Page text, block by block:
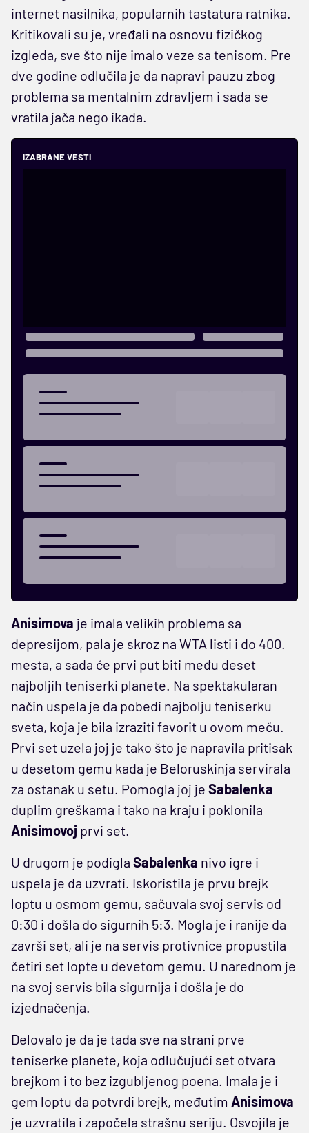
internet nasilnika, popularnih tastatura ratnika.
Kritikovali su je, vređali na osnovu fizičkog
izgleda, sve što nije imalo veze sa tenisom. Pre
dve godine odlučila je da napravi pauzu zbog
problema sa mentalnim zdravljem i sada se
vratila jača nego ikada.
IZABRANE VESTI
Anisimova je imala velikih problema sa
depresijom, pala je skroz na WTA listi i do 400.
mesta, a sada će prvi put biti među deset
najboljih teniserki planete. Na spektakularan
način uspela je da pobedi najbolju teniserku
sveta, koja je bila izraziti favorit u ovom meču.
Prvi set uzela joj je tako što je napravila pritisak
u desetom gemu kada je Beloruskinja servirala
za ostanak u setu. Pomogla joj je Sabalenka
duplim greškama i tako na kraju i poklonila
Anisimovoj prvi set.
U drugom je podigla Sabalenka nivo igre i
uspela je da uzvrati. Iskoristila je prvu brejk
loptu u osmom gemu, sačuvala svoj servis od
0:30 i došla do sigurnih 5:3. Mogla je i ranije da
završi set, ali je na servis protivnice propustila
četiri set lopte u devetom gemu. U narednom je
na svoj servis bila sigurnija i došla je do
izjednačenja.
Delovalo je da je tada sve na strani prve
teniserke planete, koja odlučujući set otvara
brejkom i to bez izgubljenog poena. Imala je i
gem loptu da potvrdi brejk, međutim Anisimova
je uzvratila i započela strašnu seriju. Osvojila je